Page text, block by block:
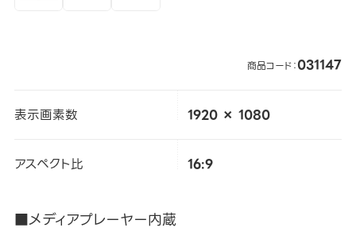
商品コード：031147
表示画素数 1920 × 1080
アスペクト比 16:9
■メディアプレーヤー内蔵